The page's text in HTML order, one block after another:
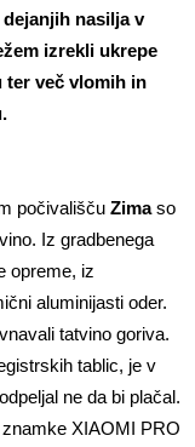
nasilja v
izrekli ukrepe
ter več vlomih in
počivališču Zimaso
Iz gradbenega
opreme, iz
aluminijasti oder.
tatvino goriva.
tablic, je v
ne da bi plačal.
XIAOMI PRO